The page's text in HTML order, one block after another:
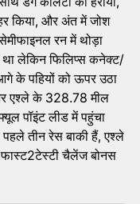
किया, और अंत में जोश
रन में थोड़ा
था लेकिन फिलिप्स कनेक्ट/
के पहियों को ऊपर उठा
एश्ले के 328.78 मील
पॉइंट लीड में पहुंचा
तीन रेस बाकी हैं, एश्ले
चैलेंज बोनस